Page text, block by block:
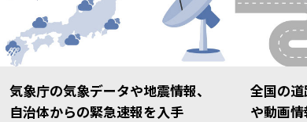
気象庁の気象データや地震情報、
自治体からの緊急速報を入手
全国の
や動画